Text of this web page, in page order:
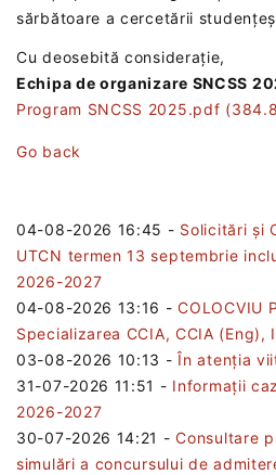
sărbătoare a cercetării
Cu deosebită considerație,
Echipa de organizare SNCSS
Program SNCSS 2025.pdf
Go back
04-08-2026 16:45 - Solicitări și
UTCN termen 13 septembrie
2026-2027
04-08-2026 13:16 -COLOCVIU
Specializarea CCIA, CCIA (Eng),
03-08-2026 10:13 -În atenția
31-07-2026 11:51 - Informații
2026-2027
30-07-2026 14:21 -Consultare
simulări a concursului de